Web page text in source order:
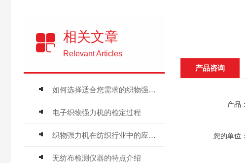
相关文章
Relevant Articles
如何选择适合您需求的织物强力机
电子织物强力机的检定过程
织物强力机在纺织行业中的应用与发展
无纺布检测仪器的特点介绍
产品咨询
产品：
您的单位：